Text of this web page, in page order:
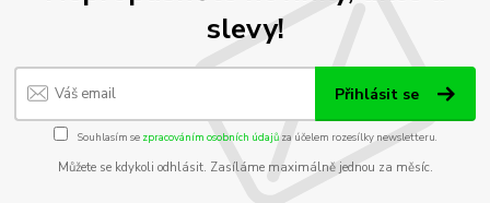
slevy!
Přihlásit se
Souhlasím se zpracováním osobních údajůza účelem rozesílky newsletteru.
Můžete se kdykoli odhlásit. Zasíláme maximálně jednou za měsíc.